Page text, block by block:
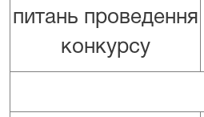
питань проведення
конкурсу